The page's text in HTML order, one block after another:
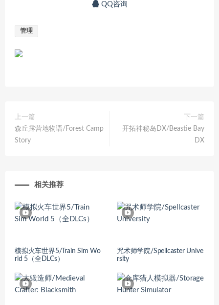
QQ咨询
管理
上一篇
森丘露营地物语/Forest Camp
Story
下一篇
开拓神秘岛DX/Beastie Bay
DX
相关推荐
模拟火车世界5/Train Sim Wo
rld 5（全DLCs）
咒术师学院/Spellcaster Unive
rsity